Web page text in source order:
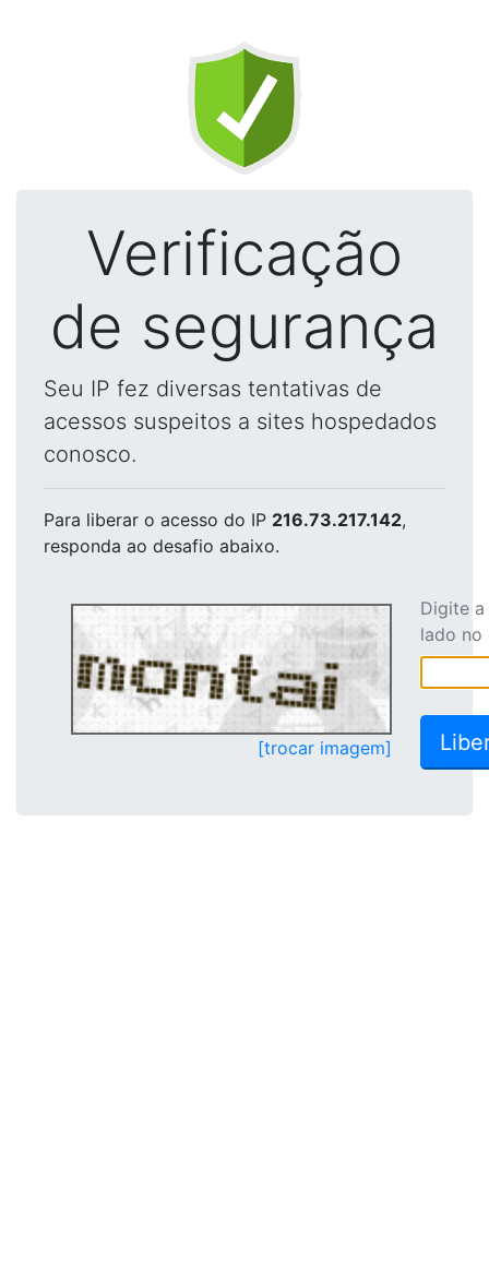
Verificação
de segurança
Seu IP fez diversas tentativas de
acessos suspeitos a sites hospedados
conosco.
Para liberar o acesso do IP 216.73.217.142,
responda ao desafio abaixo.
[trocar imagem]
Digite
lado no